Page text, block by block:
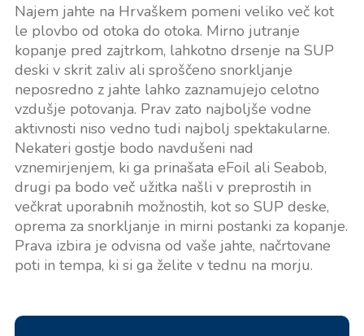
Najem jahte na Hrvaškem pomeni veliko več kot
le plovbo od otoka do otoka. Mirno jutranje
kopanje pred zajtrkom, lahkotno drsenje na SUP
deski v skrit zaliv ali sproščeno snorkljanje
neposredno z jahte lahko zaznamujejo celotno
vzdušje potovanja. Prav zato najboljše vodne
aktivnosti niso vedno tudi najbolj spektakularne.
Nekateri gostje bodo navdušeni nad
vznemirjenjem, ki ga prinašata eFoil ali Seabob,
drugi pa bodo več užitka našli v preprostih in
večkrat uporabnih možnostih, kot so SUP deske,
oprema za snorkljanje in mirni postanki za kopanje.
Prava izbira je odvisna od vaše jahte, načrtovane
poti in tempa, ki si ga želite v tednu na morju.